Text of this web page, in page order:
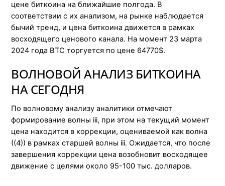
цене биткоина на ближайшие полгода. В
соответствии с их анализом, на рынке наблюдается
бычий тренд, и цена биткоина движется в рамках
восходящего ценового канала. На момент 23 марта
2024 года BTC торгуется по цене 64770$.
ВОЛНОВОЙ АНАЛИЗ БИТКОИНА
НА СЕГОДНЯ
По волновому анализу аналитики отмечают
формирование волны iii, при этом на текущий момент
цена находится в коррекции, оцениваемой как волна
((4)) в рамках старшей волны iii. Ожидается, что после
завершения коррекции цена возобновит восходящее
движение с целями около 95-100 тыс. долларов.